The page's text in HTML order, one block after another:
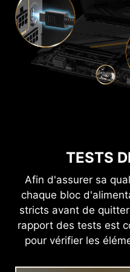
TESTS
Afin d'assurer sa
chaque bloc
stricts avant de
rapport des tests est
pour vérifier les